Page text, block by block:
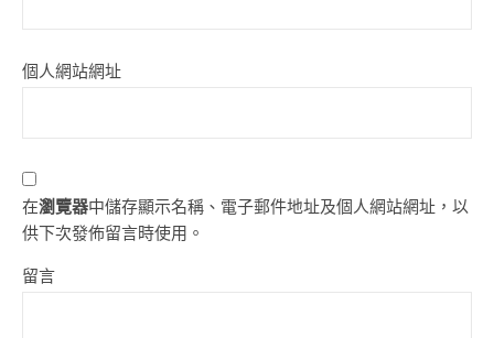
個人網站網址
在瀏覽器中儲存顯示名稱、電子郵件地址及個人網站網址，以
供下次發佈留言時使用。
留言